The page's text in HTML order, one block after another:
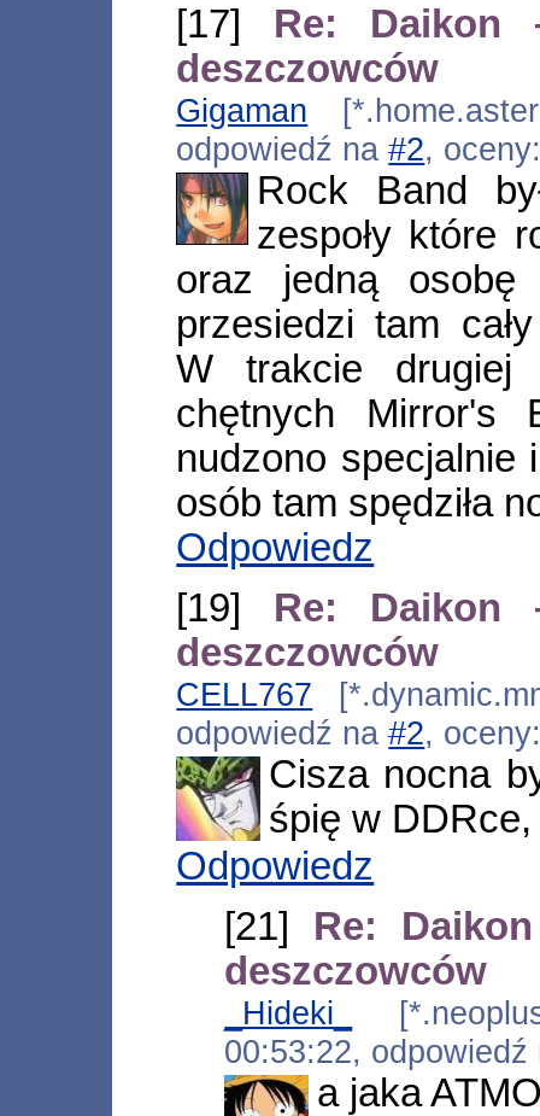
[17] Re: Daikon
deszczowców
Gigaman
odpowiedź na#2,
Rock Band
zespoły które
oraz jedną osobę
przesiedzi tam
W trakcie drugiej
chętnych
nudzono specjalnie
osób tam spędziła
Odpowiedz
[19] Re: Daikon
deszczowców
CELL767
odpowiedź na#2,
Cisza nocna
śpię w
Odpowiedz
[21] Re:
deszczowców
_Hideki_
00:53:22,
a jaka